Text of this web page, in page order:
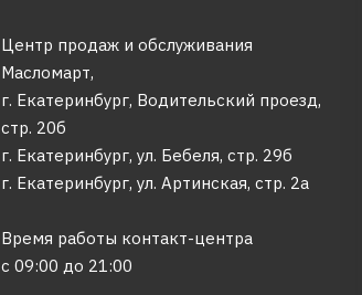
Центр продаж и обслуживания
Масломарт,
г. Екатеринбург, Водительский проезд,
стр. 20б
г. Екатеринбург, ул. Бебеля, стр. 29б
г. Екатеринбург, ул. Артинская, стр. 2а
Время работы контакт-центра
с 09:00 до 21:00